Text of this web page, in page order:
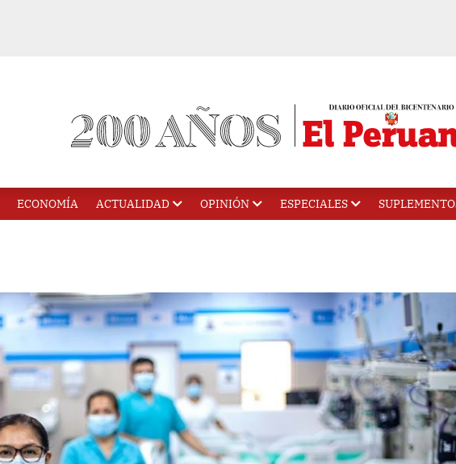
ECONOMÍA ACTUALIDAD OPINIÓN ESPECIALES